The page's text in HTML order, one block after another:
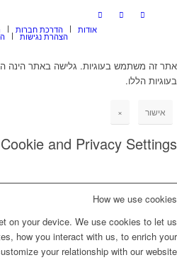
הדרכת חברות אודות
הצהרת נגישות
אתר זה משתמש בעוגיות. גלישה באתר הינה
בעוגיות הללו.
אישור ×
Cookie and Privacy Settings
How we use cookies
on your device. We use cookies to let us
how you interact with us, to enrich your
your relationship with our website.